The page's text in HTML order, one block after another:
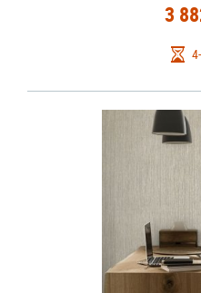
3